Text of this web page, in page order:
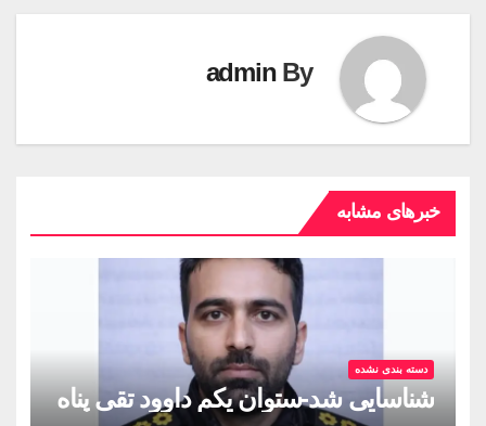
By
admin
خبرهای مشابه
دسته بندی نشده
شناسایی شد-ستوان یکم داوود تقی پناه